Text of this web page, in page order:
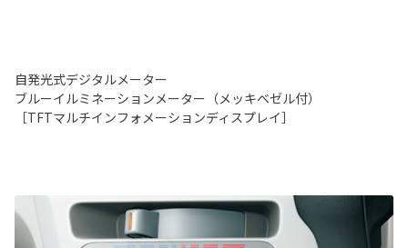
自発光式デジタルメーター
ブルーイルミネーションメーター（メッキベゼル付）
［TFTマルチインフォメーションディスプレイ］